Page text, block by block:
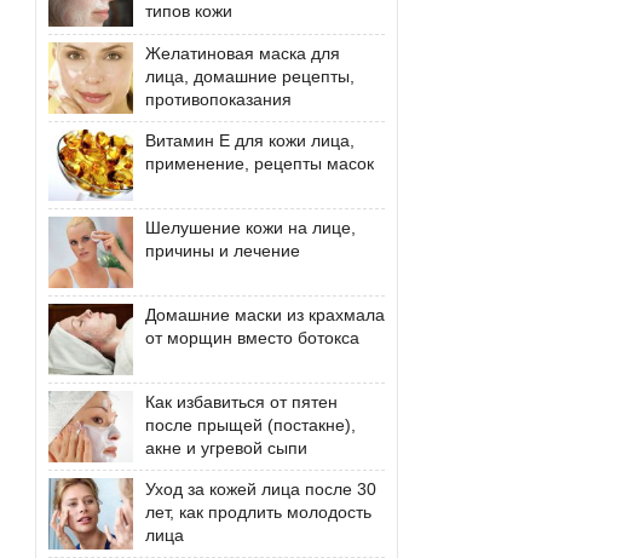
типов кожи
Желатиновая маска для
лица, домашние рецепты,
противопоказания
Витамин Е для кожи лица,
применение, рецепты масок
Шелушение кожи на лице,
причины и лечение
Домашние маски из крахмала
от морщин вместо ботокса
Как избавиться от пятен
после прыщей (постакне),
акне и угревой сыпи
Уход за кожей лица после 30
лет, как продлить молодость
лица